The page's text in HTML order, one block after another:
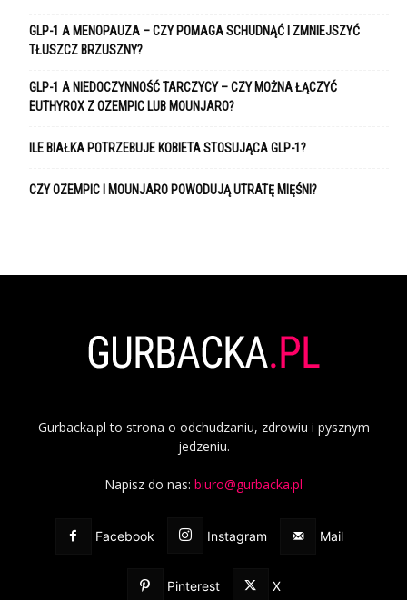
GLP-1 A MENOPAUZA – CZY POMAGA SCHUDNĄĆ I ZMNIEJSZYĆ
TŁUSZCZ BRZUSZNY?
GLP-1 A NIEDOCZYNNOŚĆ TARCZYCY – CZY MOŻNA ŁĄCZYĆ
EUTHYROX Z OZEMPIC LUB MOUNJARO?
ILE BIAŁKA POTRZEBUJE KOBIETA STOSUJĄCA GLP-1?
CZY OZEMPIC I MOUNJARO POWODUJĄ UTRATĘ MIĘŚNI?
Gurbacka.pl to strona o odchudzaniu, zdrowiu i pysznym
jedzeniu.
Napisz do nas: biuro@gurbacka.pl
Facebook Instagram Mail
Pinterest X